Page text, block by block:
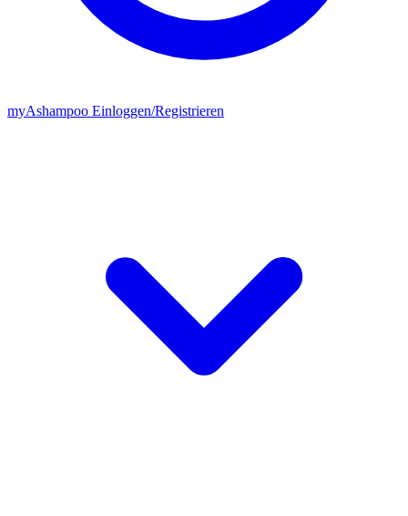
myAshampoo Einloggen/Registrieren